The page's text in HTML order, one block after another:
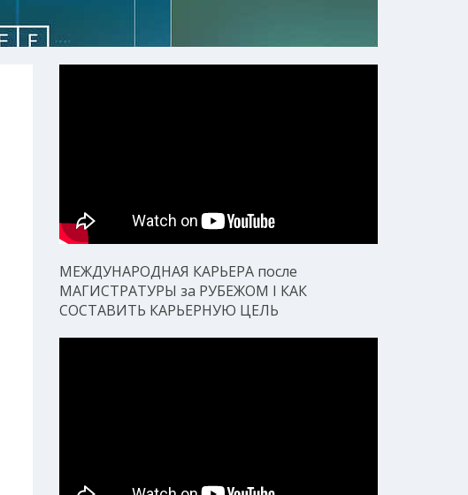
МЕЖДУНАРОДНАЯ КАРЬЕРА после
МАГИСТРАТУРЫ за РУБЕЖОМ I КАК
СОСТАВИТЬ КАРЬЕРНУЮ ЦЕЛЬ